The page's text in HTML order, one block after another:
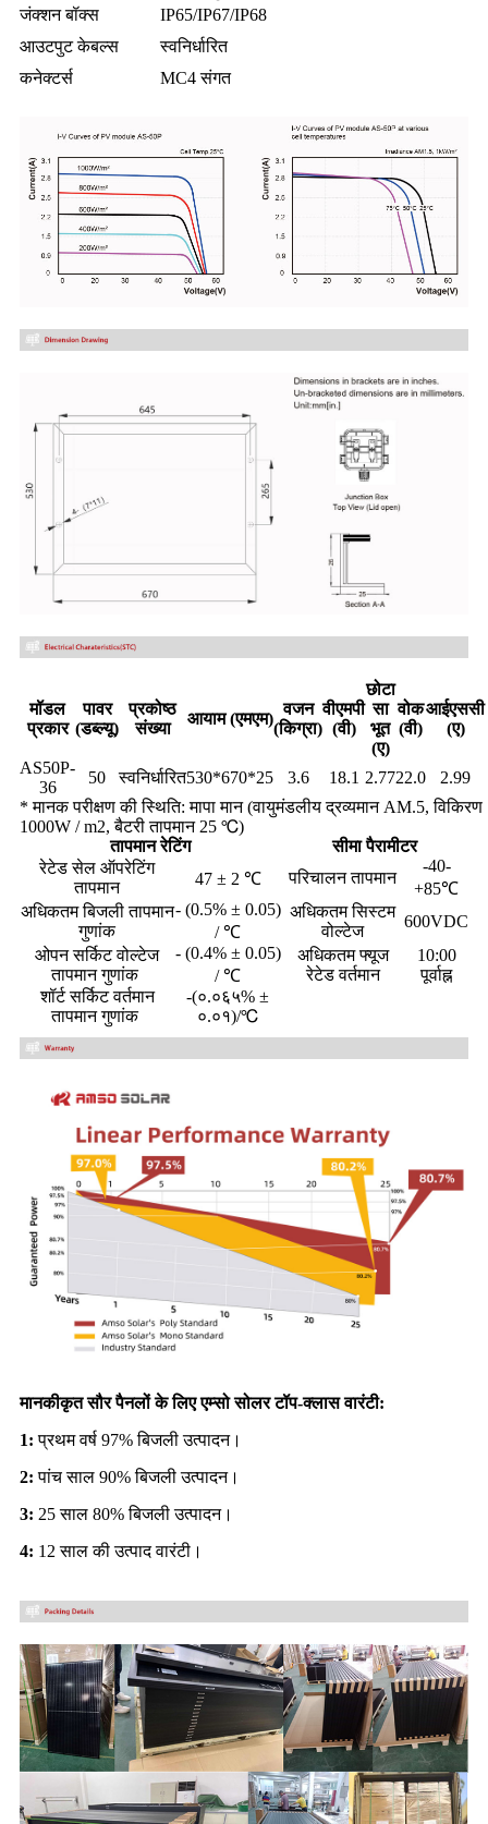
जंक्शन बॉक्स
IP65/IP67/IP68
आउटपुट केबल्स
स्वनिर्धारित
कनेक्टर्स
MC4 संगत
मॉडल
प्रकार
पावर
(डब्ल्यू)
प्रकोष्ठ
संख्या
आयाम (एमएम)
वजन
(किग्रा)
वीएमपी
(वी)
छोटा
सा
भूत
(ए)
वोक
(वी)
आईएससी
(ए)
AS50P-
36
50 स्वनिर्धारित530*670*25 3.6 18.1 2.7722.0
2.99
* मानक परीक्षण की स्थिति: मापा मान (वायुमंडलीय द्रव्यमान AM.5, विकिरण
1000W / m2, बैटरी तापमान 25 ℃)
तापमान रेटिंग
सीमा पैरामीटर
रेटेड सेल ऑपरेटिंग
तापमान
47 ± 2 ℃ परिचालन तापमान
-40-
+85℃
अधिकतम बिजली तापमान
गुणांक
- (0.5% ± 0.05)
/ ℃
अधिकतम सिस्टम
वोल्टेज
600VDC
ओपन सर्किट वोल्टेज
तापमान गुणांक
- (0.4% ± 0.05)
/ ℃
अधिकतम फ्यूज
रेटेड वर्तमान
10:00
पूर्वाह्न
शॉर्ट सर्किट वर्तमान
तापमान गुणांक
-(०.०६५% ±
०.०१)/℃
मानकीकृत सौर पैनलों के लिए एम्सो सोलर टॉप-क्लास वारंटी:
1: प्रथम वर्ष 97% बिजली उत्पादन।
2: पांच साल 90% बिजली उत्पादन।
3: 25 साल 80% बिजली उत्पादन।
4: 12 साल की उत्पाद वारंटी।